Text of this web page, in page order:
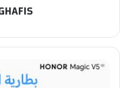
علامة